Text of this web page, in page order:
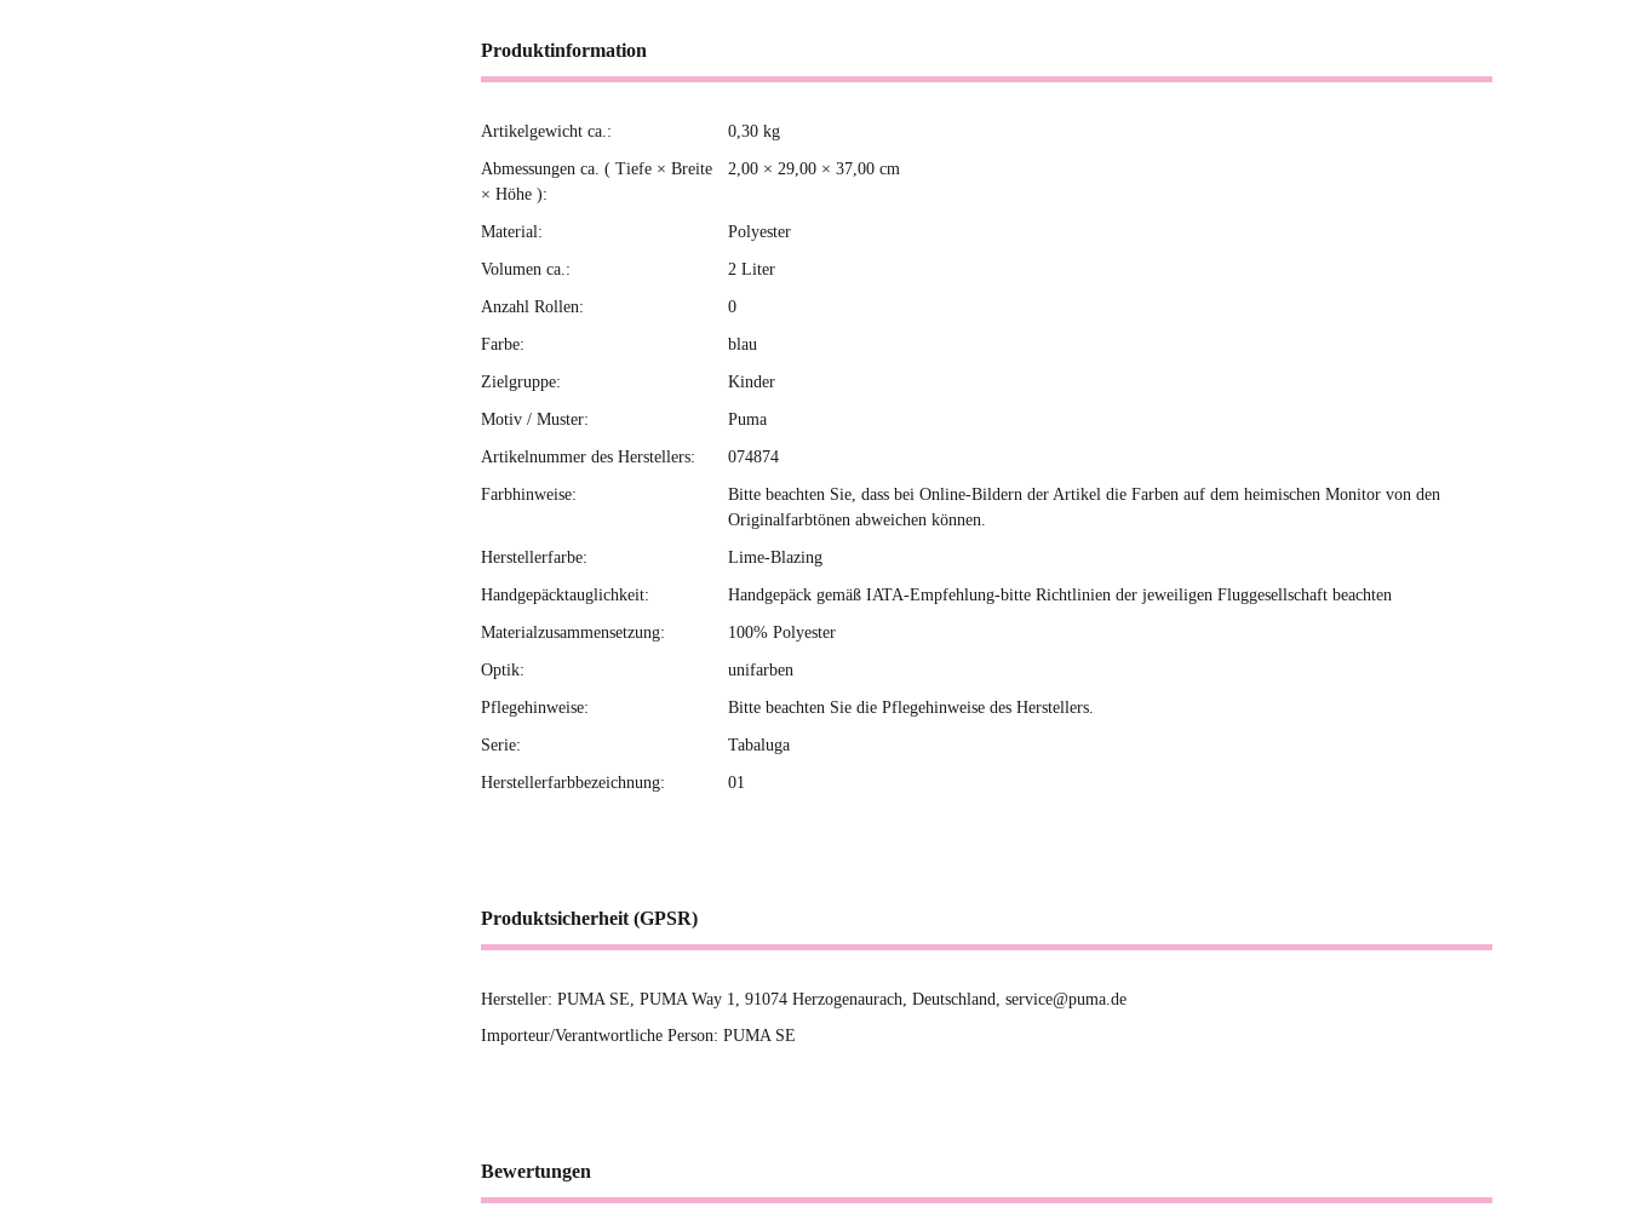
Produktinformation
Produkteigenschaft
Wert
Artikelgewicht ca.: 0,30 kg
Abmessungen ca. ( Tiefe × Breite
× Höhe ):
2,00 × 29,00 × 37,00 cm
Material: Polyester
Volumen ca.: 2 Liter
Anzahl Rollen: 0
Farbe: blau
Zielgruppe: Kinder
Motiv / Muster: Puma
Artikelnummer des Herstellers: 074874
Farbhinweise:
Bitte beachten Sie, dass bei Online-Bildern der Artikel die Farben auf dem heimischen Monitor von den
Originalfarbtönen abweichen können.
Herstellerfarbe: Lime-Blazing
Handgepäcktauglichkeit: Handgepäck gemäß IATA-Empfehlung-bitte Richtlinien der jeweiligen Fluggesellschaft beachten
Materialzusammensetzung: 100% Polyester
Optik: unifarben
Pflegehinweise: Bitte beachten Sie die Pflegehinweise des Herstellers.
Serie: Tabaluga
Herstellerfarbbezeichnung: 01
Produktsicherheit (GPSR)
Hersteller: PUMA SE, PUMA Way 1, 91074 Herzogenaurach, Deutschland, service@puma.de
Importeur/Verantwortliche Person: PUMA SE
Bewertungen